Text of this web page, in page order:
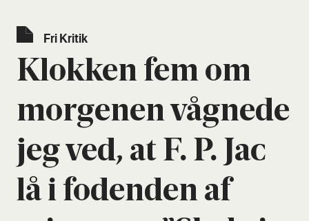
Fri Kri­tik
Klok­ken fem om
mor­ge­nen våg­ne­de
jeg ved, at F. P. Jac
lå i foden­den af